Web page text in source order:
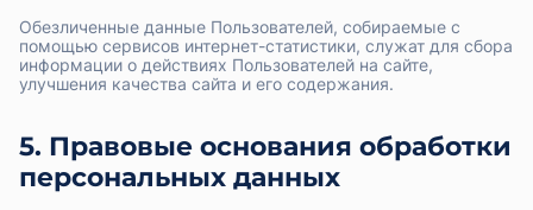
Обезличенные данные Пользователей, собираемые с
помощью сервисов интернет-статистики, служат для сбора
информации о действиях Пользователей на сайте,
улучшения качества сайта и его содержания.
5. Правовые основания обработки
персональных данных